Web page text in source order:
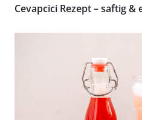
Cevapcici Rezept – saftig